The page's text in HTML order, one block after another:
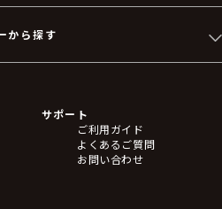
から探す
ップ
サポート
ご利用ガイド
よくあるご質問
お問い合わせ